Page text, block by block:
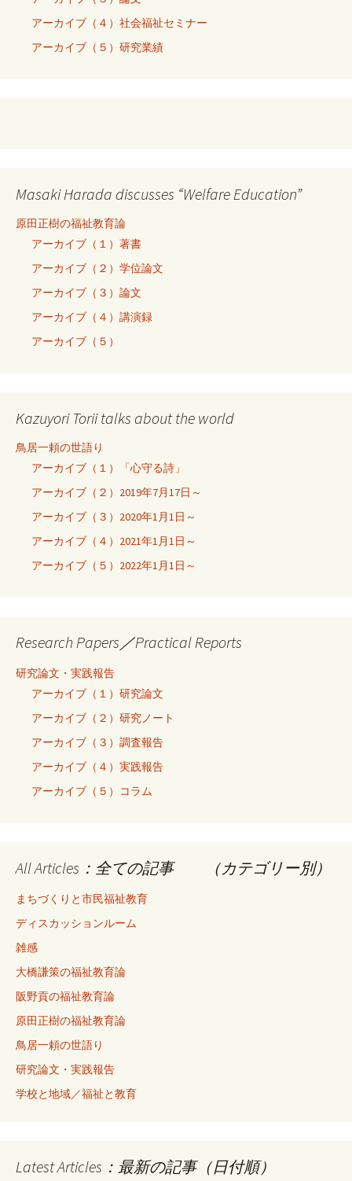
アーカイブ（４）社会福祉セミナー
アーカイブ（５）研究業績
Masaki Harada discusses “Welfare Education”
原田正樹の福祉教育論
アーカイブ（１）著書
アーカイブ（２）学位論文
アーカイブ（３）論文
アーカイブ（４）講演録
アーカイブ（５）
Kazuyori Torii talks about the world
鳥居一頼の世語り
アーカイブ（１）「心守る詩」
アーカイブ（２）2019年7月17日～
アーカイブ（３）2020年1月1日～
アーカイブ（４）2021年1月1日～
アーカイブ（５）2022年1月1日～
Research Papers／Practical Reports
研究論文・実践報告
アーカイブ（１）研究論文
アーカイブ（２）研究ノート
アーカイブ（３）調査報告
アーカイブ（４）実践報告
アーカイブ（５）コラム
All Articles：全ての記事 （カテゴリー別）
まちづくりと市民福祉教育
ディスカッションルーム
雑感
大橋謙策の福祉教育論
阪野貢の福祉教育論
原田正樹の福祉教育論
鳥居一頼の世語り
研究論文・実践報告
学校と地域／福祉と教育
Latest Articles：最新の記事（日付順）